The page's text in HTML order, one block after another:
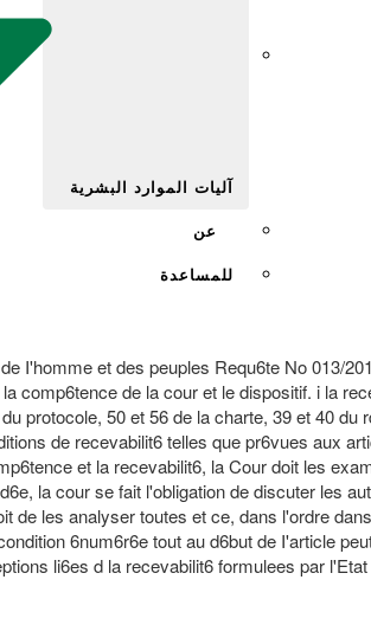
آليات الموارد البشرية
عن
للمساعدة
I'homme et des peuples Requ6te No 013/
comp6tence de la cour et le dispositif. i la
protocole, 50 et 56 de la charte, 39 et 40
de recevabilit6 telles que pr6vues aux
et la recevabilit6, la Cour doit les
la cour se fait l'obligation de discuter les
de les analyser toutes et ce, dans l'ordre
6num6r6e tout au d6but de I'article
li6es d la recevabilit6 formulees par